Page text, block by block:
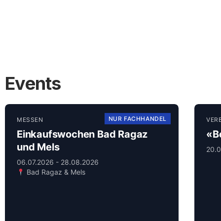
Events
NUR FACHHANDEL
MESSEN
Einkaufswochen Bad Ragaz
und Mels
06.07.2026 - 28.08.2026
Bad Ragaz & Mels